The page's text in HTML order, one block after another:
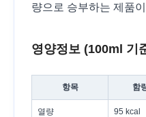
량으로 승부하는 제품
영양정보 (100ml 기
항목 함
열량 95 kcal